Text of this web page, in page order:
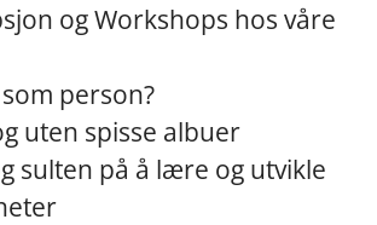
og Workshops hos våre
person?
uten spisse albuer
sulten på å lære og utvikle